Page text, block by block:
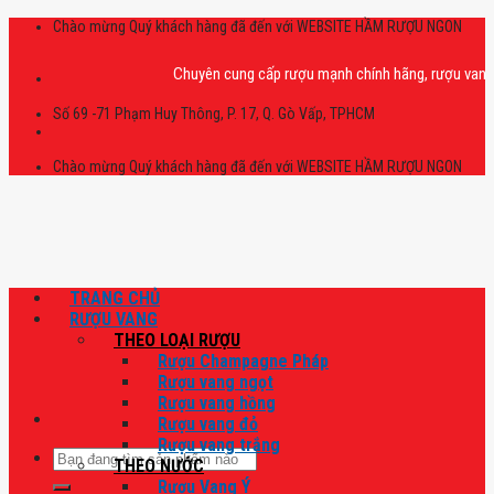
Skip
Chào mừng Quý khách hàng đã đến với WEBSITE HẦM RƯỢU NGON
Chuyên cung cấp rượu mạnh chính hãng, rượu vang
Số 69 -71 Phạm Huy Thông, P. 17, Q. Gò Vấp, TPHCM
Chào mừng Quý khách hàng đã đến với WEBSITE HẦM RƯỢU NGON
Tìm
kiếm:
TRANG CHỦ
RƯỢU VANG
THEO LOẠI RƯỢU
Rượu Champagne Pháp
Rượu vang ngọt
Rượu vang hồng
Rượu vang đỏ
Rượu vang trắng
THEO NƯỚC
Rượu Vang Ý